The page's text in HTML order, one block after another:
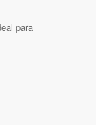
para